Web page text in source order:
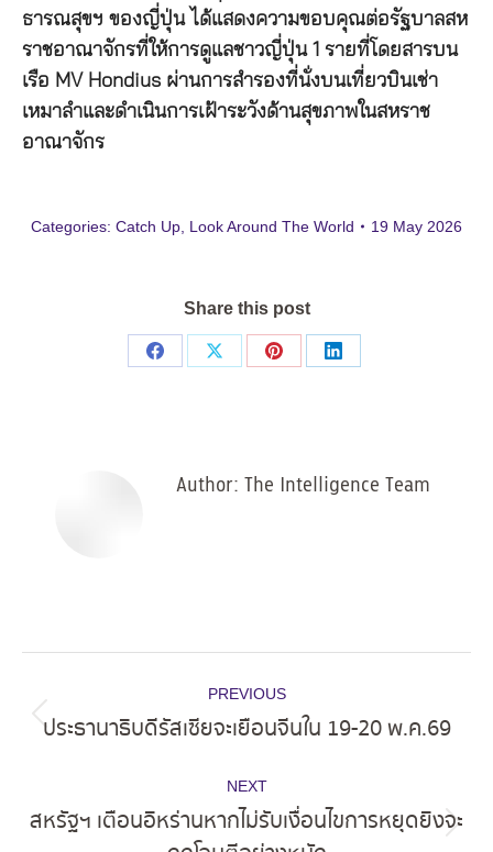
ธารณสุขฯ ของญี่ปุ่น ได้แสดงความขอบคุณต่อรัฐบาลสห
ราชอาณาจักรที่ให้การดูแลชาวญี่ปุ่น 1 รายที่โดยสารบน
เรือ MV Hondius ผ่านการสำรองที่นั่งบนเที่ยวบินเช่า
เหมาลำและดำเนินการเฝ้าระวังด้านสุขภาพในสหราช
อาณาจักร
Categories: Catch Up Look Around The World 19 May 2026
Share this post
Share
Share
Share
Share
Author: The Intelligence Team
navigation
PREVIOUS
Previous
ประธานาธิบดีรัสเซียจะเยือนจีนใน 19-20 พ.ค.69
NEXT
สหรัฐฯ เตือนอิหร่านหากไม่รับเงื่อนไขการหยุดยิงจะ